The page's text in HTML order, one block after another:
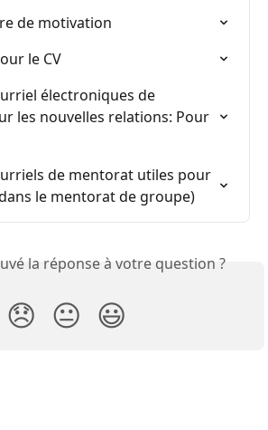
de motivation
le CV
électroniques de
les nouvelles relations: Pour
de mentorat utiles pour
le mentorat de groupe)
la réponse à votre question ?
😞 😐 😃